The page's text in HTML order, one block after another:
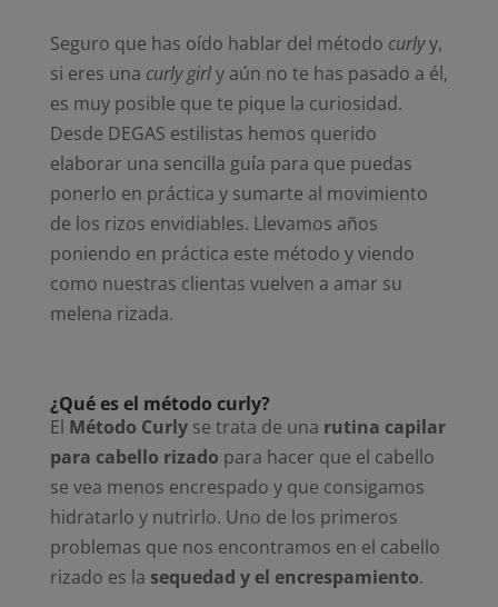
Seguro que has oído hablar del método curlyy,
si eres una curly girly aún no te has pasado a él,
es muy posible que te pique la curiosidad.
Desde DEGAS estilistas hemos querido
elaborar una sencilla guía para que puedas
ponerlo en práctica y sumarte al movimiento
de los rizos envidiables. Llevamos años
poniendo en práctica este método y viendo
como nuestras clientas vuelven a amar su
melena rizada.
¿Qué es el método curly?
El Método Curlyse trata de una rutina capilar
para cabello rizado para hacer que el cabello
se vea menos encrespado y que consigamos
hidratarlo y nutrirlo. Uno de los primeros
problemas que nos encontramos en el cabello
rizado es la sequedad y el encrespamiento.